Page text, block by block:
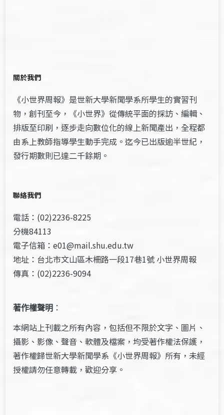
關於我們
《小世界周報》是世新大學新聞學系所學生的實習刊
物，創刊至今，《小世界》從傳統平面的採訪、編輯、
排版至印刷，逐步走向數位化的線上新聞產出，全程都
由系上教師指導學生動手完成。迄今已出版逾半世紀，
發行期數則已達二千餘期。
聯絡我們
電話：(02)2236-8225
分機84113
電子信箱：e01@mail.shu.edu.tw
地址：台北市文山區木柵路一段17巷1號 小世界周報
傳真：(02)2236-9094
著作權聲明 ：
本網站上刊載之所有內容，包括但不限於文字、圖片、
攝影、影像、聲音、軟體及檔案，均受著作權法保護，
著作權歸世新大學新聞學系《小世界周報》所有，未經
授權請勿任意轉載，歡迎分享。